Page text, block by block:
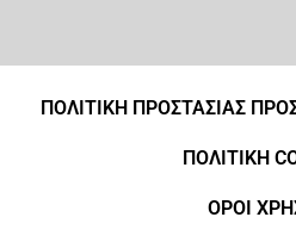
ΠΟΛΙΤΙΚΗ ΠΡΟΣΤΑΣΙΑΣ
ΠΟΛΙΤΙΚΗ
ΟΡΟΙ